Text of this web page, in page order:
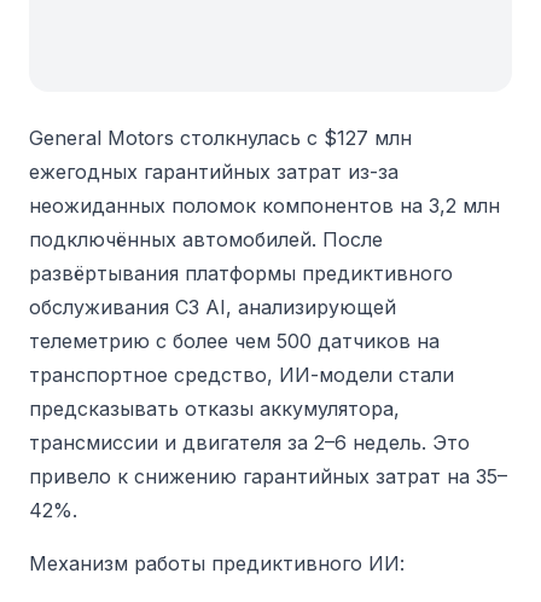
General Motors столкнулась с $127 млн
ежегодных гарантийных затрат из-за
неожиданных поломок компонентов на 3,2 млн
подключённых автомобилей. После
развёртывания платформы предиктивного
обслуживания C3 AI, анализирующей
телеметрию с более чем 500 датчиков на
транспортное средство, ИИ-модели стали
предсказывать отказы аккумулятора,
трансмиссии и двигателя за 2–6 недель. Это
привело к снижению гарантийных затрат на 35–
42%.
Механизм работы предиктивного ИИ: